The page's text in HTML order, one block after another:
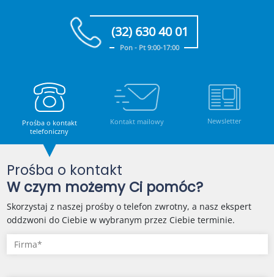
(32) 630 40 01
Pon - Pt 9:00-17:00
Prośba o kontakt
telefoniczny
Kontakt mailowy Newsletter
Prośba o kontakt
W czym możemy Ci pomóc?
Skorzystaj z naszej prośby o telefon zwrotny, a nasz ekspert
oddzwoni do Ciebie w wybranym przez Ciebie terminie.